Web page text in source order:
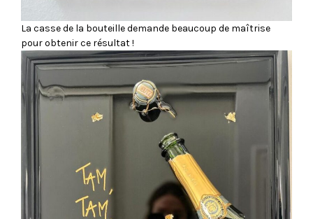
La casse de la bouteille demande beaucoup de maîtrise
pour obtenir ce résultat !